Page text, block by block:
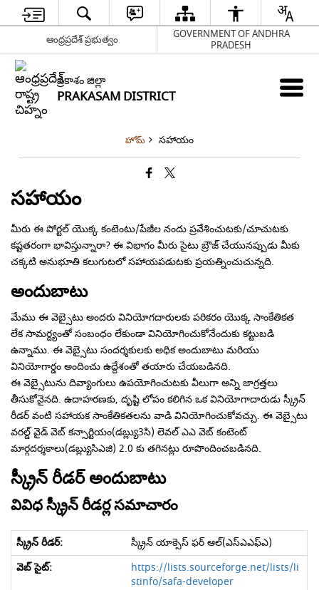
ఆంధ్రప్రదేశ్ ప్రభుత్వం
GOVERNMENT OF ANDHRA
PRADESH
ప్రకాశం జిల్లా
PRAKASAM DISTRICT
హోమ్ సహాయం
సహాయం
మీరు ఈ పోర్టల్ యొక్క కంటెంటు/పేజీల నందు ప్రవేశించుటకు/చూచుటకు
కష్టతరంగా భావిస్తున్నారా? ఈ విభాగం మీరు సైటు బ్రౌజ్ చేయునప్పుడు మీకు
చక్కటి అనుభూతి కలుగుటలో సహాయపడుటకు ప్రయత్నించుచున్నది.
అందుబాటు
మేము ఈ వెబ్సైటు అందరు వినియోగదారులకు పరికరం యొక్క సాంకేతికత
లేక సామర్ద్యంతో సంబంధం లేకుండా వినియోగించుకోనేందుకు కట్టుబడి
ఉన్నాము. ఈ వెబ్సైటు సందర్శకులకు అధిక అందుబాటు మరియు
వినియోగార్డం అందించు ఉద్దేశంతో తయారు చేయబడినది.
ఈ వెబ్సైటును దివ్యాంగులు ఉపయోగించుటకు వీలుగా అన్ని జాగ్రత్తలు
తీసుకోనైనది. ఉదాహరణకు, దృష్టి లోపం కలిగిన ఒక వినియోగాదారుడు స్క్రీన్
రీడర్ వంటి సహాయక సాంకేతికతలను వాడి వినియోగించుకోవచ్చు. ఈ వెబ్సైటు
వరల్డ్ వైడ్ వెబ్ కన్సార్టియం(డబ్ల్యు3సి) లెవల్ ఎఎ వెబ్ కంటెంట్
మార్గదర్శకాలు(డబ్ల్యుసిఎజి) 2.0 కు తగినట్లు రూపొందించబడినది.
స్క్రీన్ రీడర్ అందుబాటు
వివిధ స్క్రీన్ రీడర్ల సమాచారం
స్క్రీన్ యాక్సెస్ ఫర్ ఆల్(ఎస్ఎఎఫ్ఎ)
https://lists.sourceforge.net/lists/li
stinfo/safa-developer